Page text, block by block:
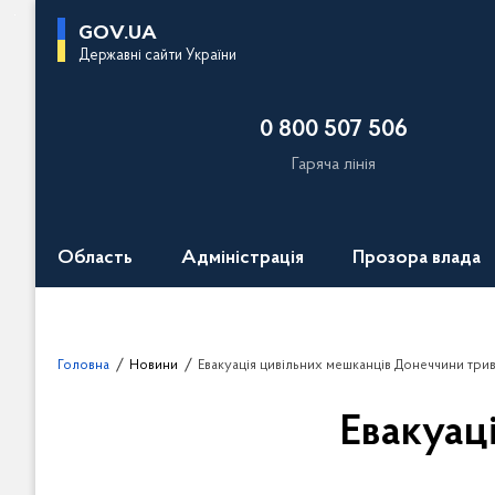
GOV.UA
Державні сайти України
0 800 507 506
Гаряча лінія
Область Адміністрація Прозора влада
Головна Новини Евакуація цивільних мешканців Донеччини